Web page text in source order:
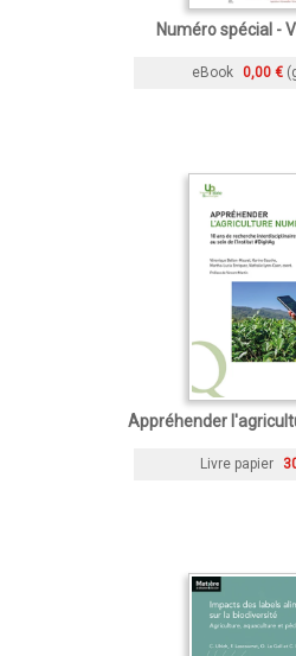
Numéro spécial -
eBook 0,00 €
Appréhender
Livre papier